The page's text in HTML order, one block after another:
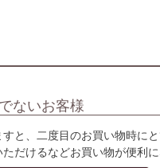
ないお客様
と、二度目のお買い物時にと
だけるなどお買い物が便利に